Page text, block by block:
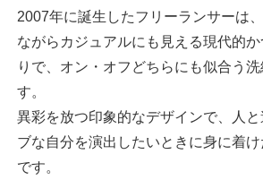
2007年に誕生したフリーランサーは
ながらカジュアルにも見える現代的
りで、オン・オフどちらにも似合う
す。
異彩を放つ印象的なデザインで、人
ブな自分を演出したいときに身に着
です。